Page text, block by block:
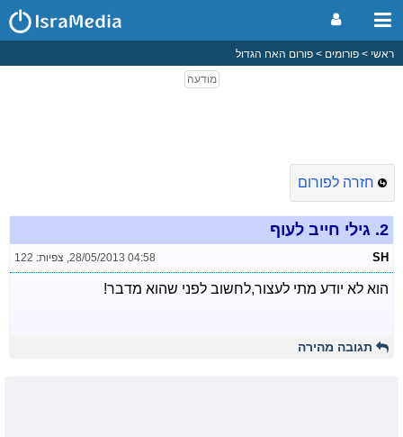
ראשי פורומים פורום האח הגדול
חזרה לפורום
2. גילי חייב לעוף
SH
28/05/2013 04:58
, צפיות: 122
הוא לא יודע מתי לעצור,לחשוב לפני שהוא מדבר!
תגובה מהירה